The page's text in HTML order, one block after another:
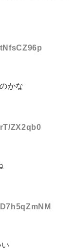
かな
ZX2qb0